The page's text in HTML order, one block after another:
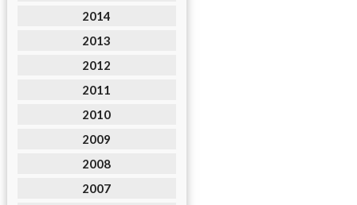
2014
2013
2012
2011
2010
2009
2008
2007